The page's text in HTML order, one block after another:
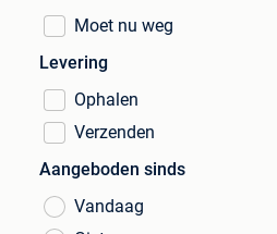
Moet nu weg
Levering
Ophalen
Verzenden
Aangeboden sinds
Vandaag